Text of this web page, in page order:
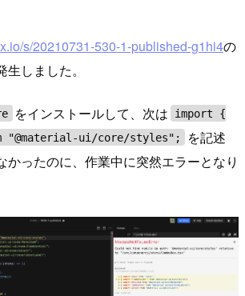
s/20210731-530-1-published-g1hi4の
しました。
をインストールして、次は
import {
"@material-ui/core/styles";
を記述
かったのに、作業中に突然エラーとなり